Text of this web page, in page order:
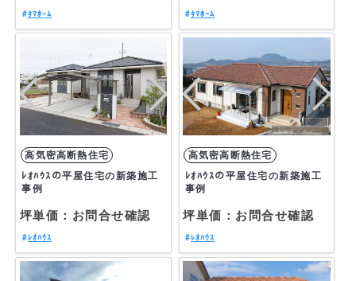
ﾀﾏﾎｰﾑ ﾀﾏﾎｰﾑ
ﾚｵﾊｳｽの平屋住宅の新築施工
事例
坪単価：お問合せ確認
ﾚｵﾊｳｽ
ﾚｵﾊｳｽの平屋住宅の新築施工
事例
坪単価：お問合せ確認
ﾚｵﾊｳｽ